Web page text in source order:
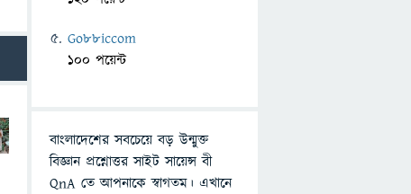
Go88iccom
100 পয়েন্ট
বাংলাদেশের সবচেয়ে বড় উন্মুক্ত
বিজ্ঞান প্রশ্নোত্তর সাইট সায়েন্স বী
QnA তে আপনাকে স্বাগতম। এখানে